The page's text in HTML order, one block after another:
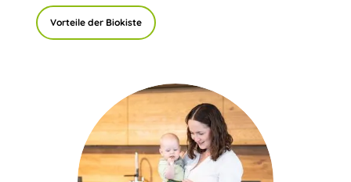
Vorteile der Biokiste